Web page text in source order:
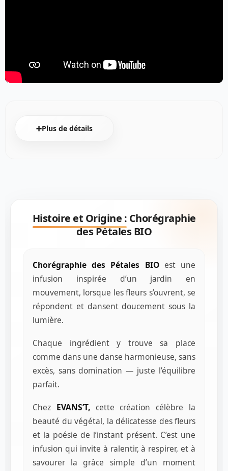
➕Plus de détails
Histoire et Origine : Chorégraphie
des Pétales BIO
Chorégraphie des Pétales BIOest une
infusion inspirée d’un jardin en
mouvement, lorsque les fleurs s’ouvrent, se
répondent et dansent doucement sous la
lumière.
Chaque ingrédient y trouve sa place
comme dans une danse harmonieuse, sans
excès, sans domination — juste l’équilibre
parfait.
Chez EVANS’T,cette création célèbre la
beauté du végétal, la délicatesse des fleurs
et la poésie de l’instant présent. C’est une
infusion qui invite à ralentir, à respirer, et à
savourer la grâce simple d’un moment